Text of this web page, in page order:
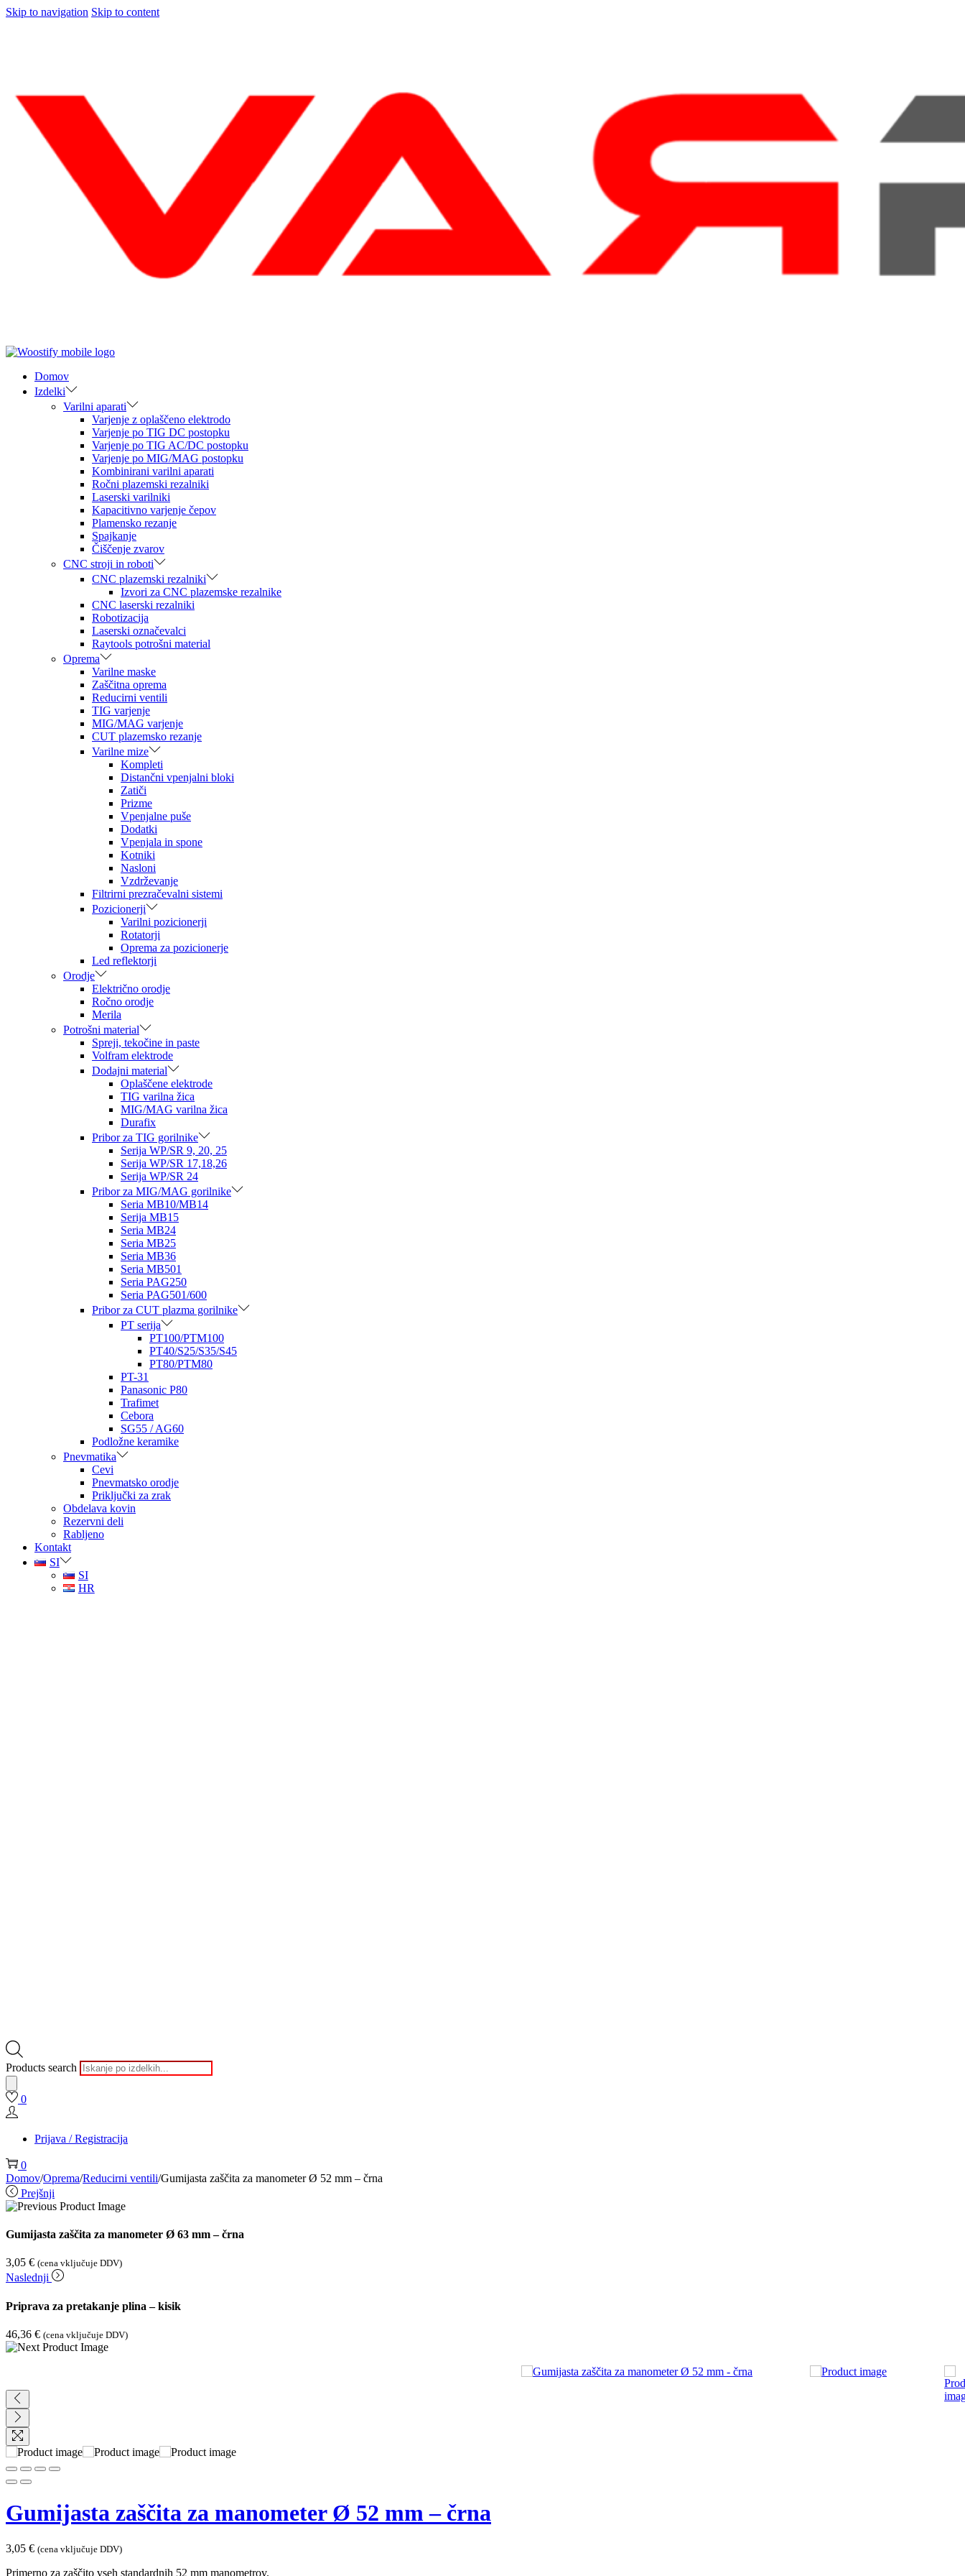
Skip to navigation Skip to content
Domov
Izdelki
Varilni aparati
Varjenje z oplaščeno elektrodo
Varjenje po TIG DC postopku
Varjenje po TIG AC/DC postopku
Varjenje po MIG/MAG postopku
Kombinirani varilni aparati
Ročni plazemski rezalniki
Laserski varilniki
Kapacitivno varjenje čepov
Plamensko rezanje
Spajkanje
Čiščenje zvarov
CNC stroji in roboti
CNC plazemski rezalniki
Izvori za CNC plazemske rezalnike
CNC laserski rezalniki
Robotizacija
Laserski označevalci
Raytools potrošni material
Oprema
Varilne maske
Zaščitna oprema
Reducirni ventili
TIG varjenje
MIG/MAG varjenje
CUT plazemsko rezanje
Varilne mize
Kompleti
Distančni vpenjalni bloki
Zatiči
Prizme
Vpenjalne puše
Dodatki
Vpenjala in spone
Kotniki
Nasloni
Vzdrževanje
Filtrirni prezračevalni sistemi
Pozicionerji
Varilni pozicionerji
Rotatorji
Oprema za pozicionerje
Led reflektorji
Orodje
Električno orodje
Ročno orodje
Merila
Potrošni material
Spreji, tekočine in paste
Volfram elektrode
Dodajni material
Oplaščene elektrode
TIG varilna žica
MIG/MAG varilna žica
Durafix
Pribor za TIG gorilnike
Serija WP/SR 9, 20, 25
Serija WP/SR 17,18,26
Serija WP/SR 24
Pribor za MIG/MAG gorilnike
Seria MB10/MB14
Serija MB15
Seria MB24
Seria MB25
Seria MB36
Seria MB501
Seria PAG250
Seria PAG501/600
Pribor za CUT plazma gorilnike
PT serija
PT100/PTM100
PT40/S25/S35/S45
PT80/PTM80
PT-31
Panasonic P80
Trafimet
Cebora
SG55 / AG60
Podložne keramike
Pnevmatika
Cevi
Pnevmatsko orodje
Priključki za zrak
Obdelava kovin
Rezervni deli
Rabljeno
Kontakt
SI
SI
HR
Products search
0
Prijava / Registracija
0
Domov/Oprema/Reducirni ventili/Gumijasta zaščita za manometer Ø 52 mm – črna
Prejšnji
Gumijasta zaščita za manometer Ø 63 mm – črna
3,05 € (cena vključuje DDV)
Naslednji
Priprava za pretakanje plina – kisik
46,36 € (cena vključuje DDV)
Gumijasta zaščita za manometer Ø 52 mm – črna
3,05 € (cena vključuje DDV)
Primerno za zaščito vseh standardnih 52 mm manometrov.